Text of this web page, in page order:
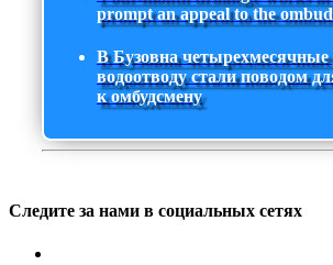
prompt an appeal to the
В Бузовна
водоотводу стали поводом
к омбудсмену
Следите за нами в социальных сетях